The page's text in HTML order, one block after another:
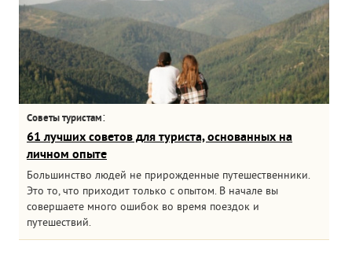
Советы туристам:
61 лучших советов для туриста, основанных на
личном опыте
Большинство людей не прирожденные путешественники.
Это то, что приходит только с опытом. В начале вы
совершаете много ошибок во время поездок и
путешествий.